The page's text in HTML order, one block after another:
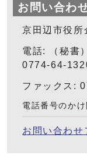
お問い合わ
京田辺市役所
電話: （秘書
0774-64-
ファックス:
電話番号のか
お問い合わせ